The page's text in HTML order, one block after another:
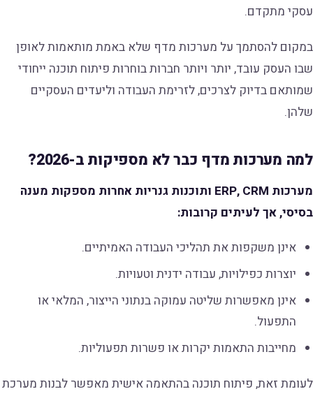
עסקי מתקדם.
במקום להסתמך על מערכות מדף שלא באמת מותאמות לאופן
שבו העסק עובד, יותר ויותר חברות בוחרות פיתוח תוכנה ייחודי
שמותאם בדיוק לצרכים, לזרימת העבודה וליעדים העסקיים
שלהן.
למה מערכות מדף כבר לא מספיקות ב-2026?
מערכות ERP, CRM ותוכנות גנריות אחרות מספקות מענה
בסיסי, אך לעיתים קרובות:
אינן משקפות את תהליכי העבודה האמיתיים.
יוצרות כפילויות, עבודה ידנית וטעויות.
אינן מאפשרות שליטה עמוקה בנתוני הייצור, המלאי או
התפעול.
מחייבות התאמות יקרות או פשרות תפעוליות.
לעומת זאת, פיתוח תוכנה בהתאמה אישית מאפשר לבנות מערכת